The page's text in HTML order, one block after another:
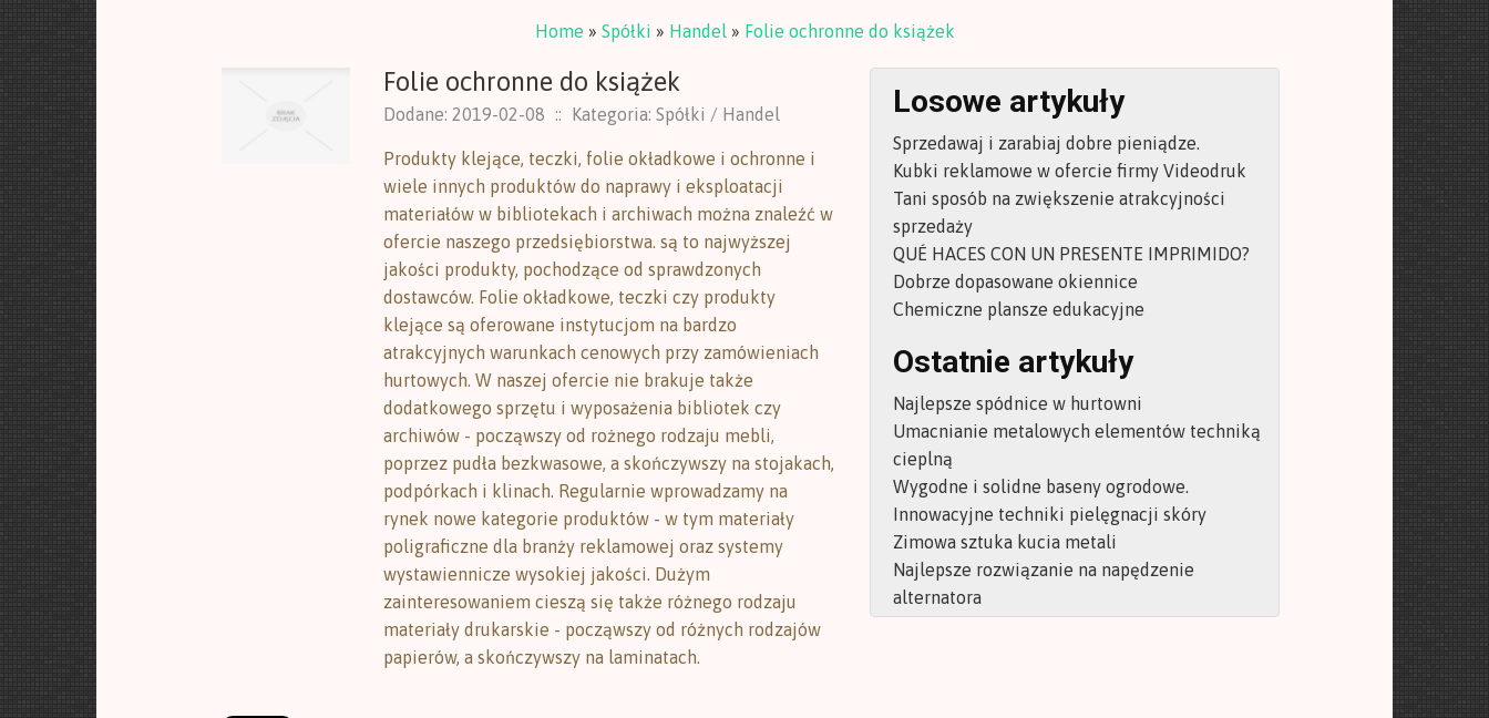
Home » Spółki » Handel» Folie ochronne do książek
Folie ochronne do książek
Dodane: 2019-02-08 :: Kategoria: Spółki / Handel
Produkty klejące, teczki, folie okładkowe i ochronne i
wiele innych produktów do naprawy i eksploatacji
materiałów w bibliotekach i archiwach można znaleźć w
ofercie naszego przedsiębiorstwa. są to najwyższej
jakości produkty, pochodzące od sprawdzonych
dostawców. Folie okładkowe, teczki czy produkty
klejące są oferowane instytucjom na bardzo
atrakcyjnych warunkach cenowych przy zamówieniach
hurtowych. W naszej ofercie nie brakuje także
dodatkowego sprzętu i wyposażenia bibliotek czy
archiwów - począwszy od rożnego rodzaju mebli,
poprzez pudła bezkwasowe, a skończywszy na stojakach,
podpórkach i klinach. Regularnie wprowadzamy na
rynek nowe kategorie produktów - w tym materiały
poligraficzne dla branży reklamowej oraz systemy
wystawiennicze wysokiej jakości. Dużym
zainteresowaniem cieszą się także różnego rodzaju
materiały drukarskie - począwszy od różnych rodzajów
papierów, a skończywszy na laminatach.
Losowe artykuły
Sprzedawaj i zarabiaj dobre pieniądze.
Kubki reklamowe w ofercie firmy Videodruk
Tani sposób na zwiększenie atrakcyjności
sprzedaży
QUÉ HACES CON UN PRESENTE IMPRIMIDO?
Dobrze dopasowane okiennice
Chemiczne plansze edukacyjne
Ostatnie artykuły
Najlepsze spódnice w hurtowni
Umacnianie metalowych elementów techniką
cieplną
Wygodne i solidne baseny ogrodowe.
Innowacyjne techniki pielęgnacji skóry
Zimowa sztuka kucia metali
Najlepsze rozwiązanie na napędzenie
alternatora